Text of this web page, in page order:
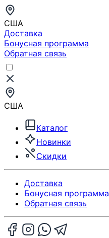
США
Доставка
Бонусная программа
Обратная связь
США
Каталог
Новинки
Скидки
Доставка
Бонусная программа
Обратная связь